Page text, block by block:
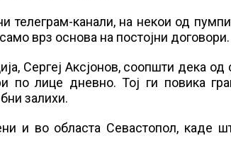
телеграм-канали, на некои од
врз основа на постојни договори.
Сергеј Аксјонов, соопшти дека од
по лице дневно. Тој ги повика
залихи.
и во областа Севастопол, каде